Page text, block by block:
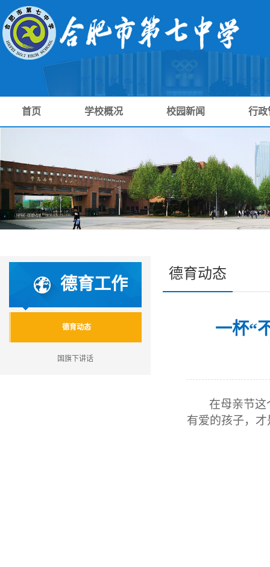
首页 学校概况 校园新闻 行政
德育工作
德育动态
国旗下讲话
德育动态
一杯“
在母亲节
有爱的孩子，